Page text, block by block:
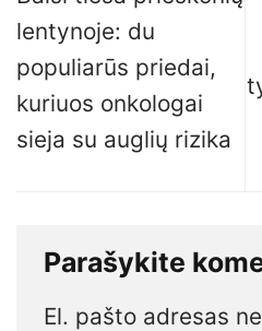
lentynoje: du
populiarūs priedai,
kuriuos onkologai
sieja su auglių rizika
Parašykite
El. pašto adresas